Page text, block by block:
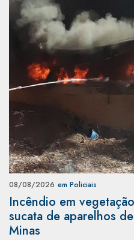
08/08/2026 em Policiais
Incêndio em
sucata de aparelhos
Minas